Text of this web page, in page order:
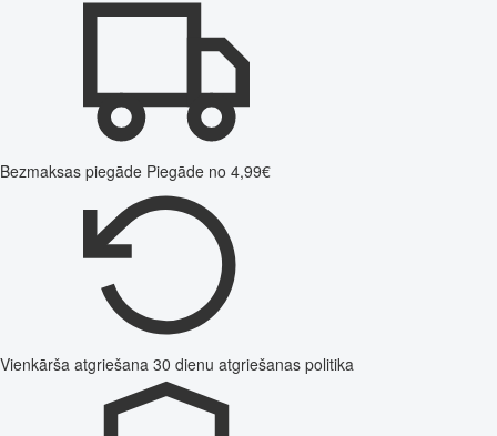
Bezmaksas piegāde Piegāde no 4,99€
Vienkārša atgriešana 30 dienu atgriešanas politika